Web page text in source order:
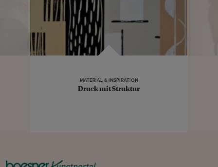
MATERIAL & INSPIRATION
Druck mit Struktur